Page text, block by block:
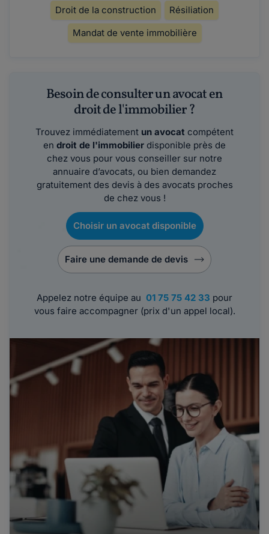
Droit de la construction
Résiliation
Mandat de vente immobilière
Besoin de consulter un avocat en
droit de l'immobilier ?
Trouvez immédiatement un avocat compétent
en droit de l'immobilier disponible près de
chez vous pour vous conseiller sur notre
annuaire d’avocats, ou bien demandez
gratuitement des devis à des avocats proches
de chez vous !
Choisir un avocat disponible
Faire une demande de devis
Appelez notre équipe au 01 75 75 42 33 pour
vous faire accompagner (prix d'un appel local).